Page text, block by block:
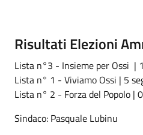
Risultati Elezioni
Lista n°3 - Insieme per Ossi |
Lista n° 1 - Viviamo Ossi | 5
Lista n° 2 - Forza del Popolo |
Sindaco: Pasquale Lubinu